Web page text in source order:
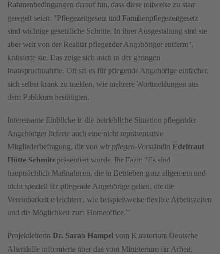
Rahmenbedingungen darauf hin, dass diese teilweise zu starr
geregelt seien. "Pflegezeitgesetz und Familienpflegezeitgesetz
sind wichtige gesetzliche Schritte. In ihrer Ausgestaltung sind sie
aber weit von der Realität pflegender Angehöriger entfernt",
kritisierte sie. Das zeige sich auch in der geringen
Inanspruchnahme. Oft sei es für pflegende Angehörige einfacher,
sich selbst krank zu melden, wie mehrere Wortmeldungen aus
dem Publikum bestätigten.
Interessante Einblicke in die betriebliche Situation pflegender
Angehöriger lieferte auch eine nicht repräsentative
Mitgliederbefragung, die von wir pflegen-Vorständin Edeltraut
Hütte-Schmitz präsentiert wurde. Ihr Fazit: "Es sind
hauptsächlich Maßnahmen, die in Betrieben ganz allgemein und
nicht speziell für pflegende Angehörige gelten, die die
Vereinbarkeit erleichtern, wie beispielsweise flexible Arbeitszeiten
und die Möglichkeit zum Homeoffice."
Projektleiterin Dr. Sarah Hampel vom Kuratorium Deutsche
Altershilfe informierte über das vom Ministerium für Arbeit,